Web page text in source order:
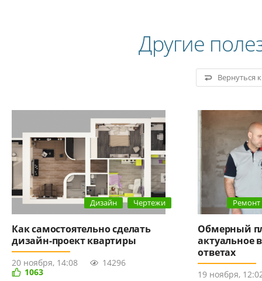
Другие
Вернуться
Дизайн Чертежи
Как самостоятельно сделать
дизайн-проект квартиры
20 ноября, 14:08
14296
1063
Ремонт
Обмерный
актуальное
ответах
19 ноября,